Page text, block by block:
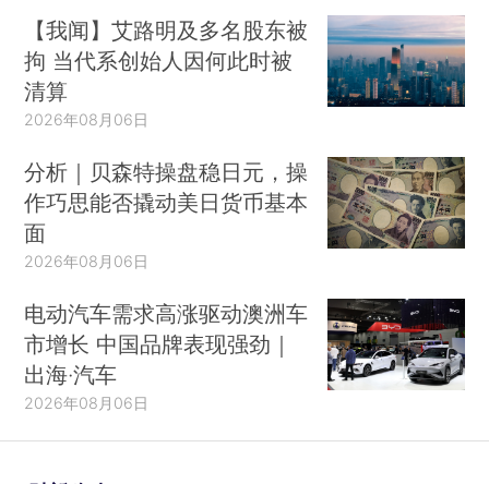
【我闻】艾路明及多名股东被
拘 当代系创始人因何此时被
清算
2026年08月06日
分析｜贝森特操盘稳日元，操
作巧思能否撬动美日货币基本
面
2026年08月06日
电动汽车需求高涨驱动澳洲车
市增长 中国品牌表现强劲｜
出海·汽车
2026年08月06日